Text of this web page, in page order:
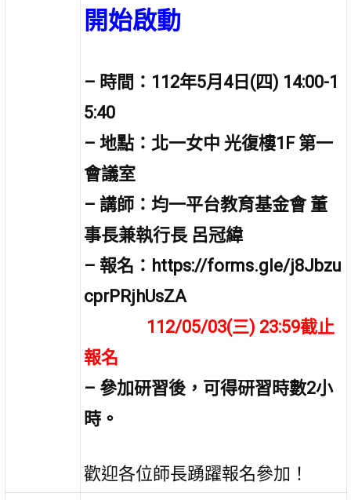
開始啟動
– 時間：112年5月4日(四) 14:00-1
5:40
– 地點：北一女中 光復樓1F 第一
會議室
– 講師：均一平台教育基金會 董
事長兼執行長 呂冠緯
– 報名：https://forms.gle/j8Jbzu
cprPRjhUsZA
112/05/03(三) 23:59截止
報名
– 參加研習後，可得研習時數2小
時。
歡迎各位師長踴躍報名參加！